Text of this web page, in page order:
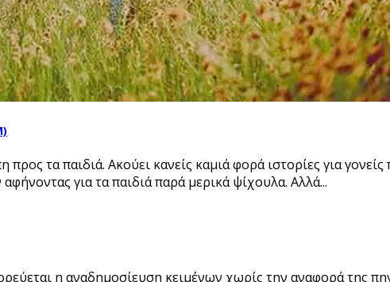
τα παιδιά. Ακούει κανείς καμιά φορά ιστορίες για
για τα παιδιά παρά μερικά ψίχουλα. Αλλά...
η αναδημοσίευση κειμένων χωρίς την αναφορά της